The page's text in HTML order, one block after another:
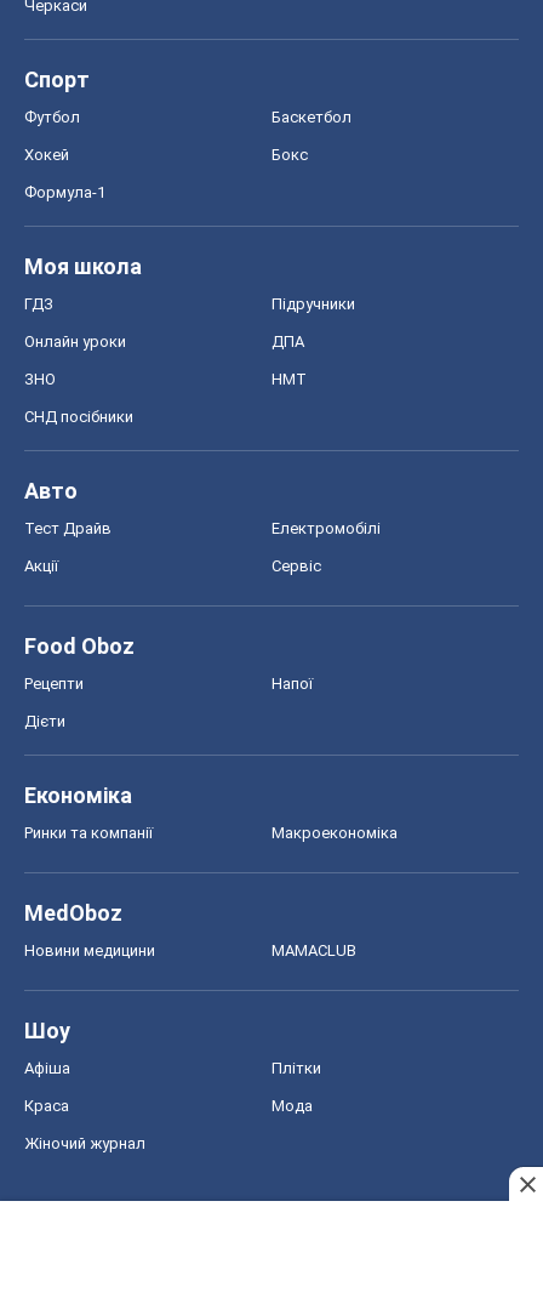
Черкаси
Спорт
Футбол Баскетбол
Хокей Бокс
Формула-1
Моя школа
ГДЗ Підручники
Онлайн уроки ДПА
ЗНО НМТ
СНД посібники
Авто
Тест Драйв Електромобілі
Акції Сервіс
Food Oboz
Рецепти Напої
Дієти
Економіка
Ринки та компанії Макроекономіка
MedOboz
Новини медицини MAMACLUB
Шоу
Афіша Плітки
Краса Мода
Жіночий журнал